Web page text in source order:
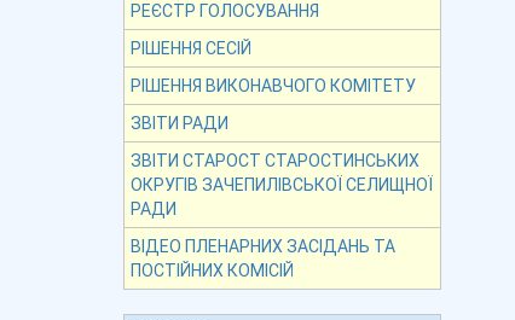
РЕЄСТР ГОЛОСУВАННЯ
РІШЕННЯ СЕСІЙ
РІШЕННЯ ВИКОНАВЧОГО КОМІТЕТУ
ЗВІТИ РАДИ
ЗВІТИ СТАРОСТ СТАРОСТИНСЬКИХ
ОКРУГІВ ЗАЧЕПИЛІВСЬКОЇ СЕЛИЩНОЇ
РАДИ
ВІДЕО ПЛЕНАРНИХ ЗАСІДАНЬ ТА
ПОСТІЙНИХ КОМІСІЙ